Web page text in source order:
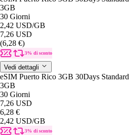
3GB
30 Giorni
2,42 USD/GB
7,26 USD
(6,28 €)
3% di sconto
Vedi dettagli
eSIM Puerto Rico 3GB 30Days Standard
3GB
30 Giorni
7,26 USD
6,28 €
2,42 USD/GB
3% di sconto